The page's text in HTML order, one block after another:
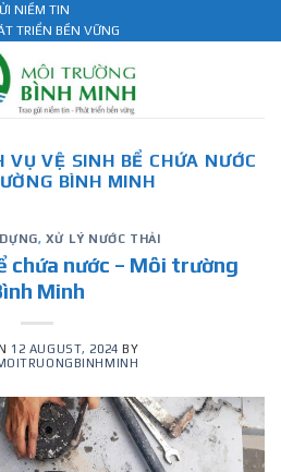
NIỀM TIN
BỀN VỮNG
VỤ VỆ SINH BỂ CHỨA NƯỚC
BÌNH MINH
, XỬ LÝ NƯỚC THẢI
chứa nước – Môi trường
Minh
12 AUGUST, 2024 BY